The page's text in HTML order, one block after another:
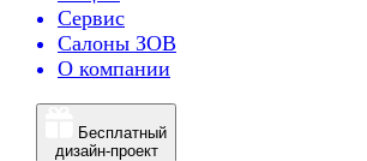
Сервис
Салоны ЗОВ
О компании
Бесплатный
дизайн-проект